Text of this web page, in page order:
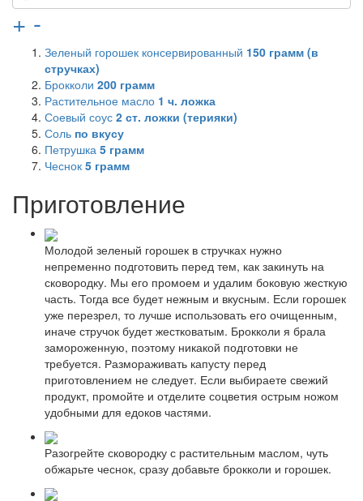
+ -
Зеленый горошек консервированный 150 грамм (в
стручках)
Брокколи 200 грамм
Растительное масло 1 ч. ложка
Соевый соус 2 ст. ложки (терияки)
Соль по вкусу
Петрушка 5 грамм
Чеснок 5 грамм
Приготовление
Молодой зеленый горошек в стручках нужно
непременно подготовить перед тем, как закинуть на
сковородку. Мы его промоем и удалим боковую жесткую
часть. Тогда все будет нежным и вкусным. Если горошек
уже перезрел, то лучше использовать его очищенным,
иначе стручок будет жестковатым. Брокколи я брала
замороженную, поэтому никакой подготовки не
требуется. Размораживать капусту перед
приготовлением не следует. Если выбираете свежий
продукт, промойте и отделите соцветия острым ножом
удобными для едоков частями.
Разогрейте сковородку с растительным маслом, чуть
обжарьте чеснок, сразу добавьте брокколи и горошек.